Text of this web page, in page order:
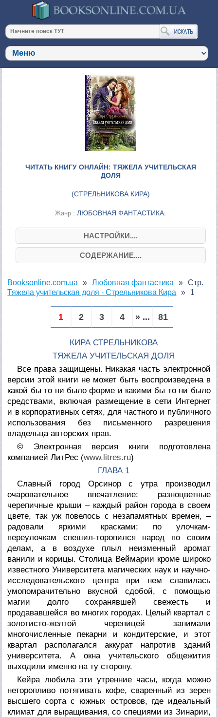
ЧИТАТЬ КНИГУ ОНЛАЙН: ТЯЖЕЛА УЧИТЕЛЬСКАЯ
ДОЛЯ
(СТРЕЛЬНИКОВА КИРА)
Жанр :ЛЮБОВНАЯ ФАНТАСТИКА;
НАСТРОЙКИ....
СОДЕРЖАНИЕ....
Booksonline.com.ua
Любовная фантастика
Тяжела учительская доля - Стрельникова Кира
Стр.
1
1 2 3 4 » ... 81
КИРА СТРЕЛЬНИКОВА
ТЯЖЕЛА УЧИТЕЛЬСКАЯ ДОЛЯ
Все права защищены. Никакая часть электронной
версии этой книги не может быть воспроизведена в
какой бы то ни было форме и какими бы то ни было
средствами, включая размещение в сети Интернет
и в корпоративных сетях, для частного и публичного
использования без письменного разрешения
владельца авторских прав.
© Электронная версия книги подготовлена
компанией ЛитРес (www.litres.ru)
ГЛАВА 1
Славный город Орсинор с утра производил
очаровательное впечатление: разноцветные
черепичные крыши – каждый район города в своем
цвете, так уж повелось с незапамятных времен, –
радовали яркими красками; по улочкам-
переулочкам спешил-торопился народ по своим
делам, а в воздухе плыл неизменный аромат
ванили и корицы. Столица Веймарии кроме широко
известного Университета магических наук и научно-
исследовательского центра при нем славилась
умопомрачительно вкусной сдобой, с помощью
магии долго сохранявшей свежесть и
продававшейся во многих городах. Целый квартал с
золотисто-желтой черепицей занимали
многочисленные пекарни и кондитерские, и этот
квартал располагался аккурат напротив зданий
университета. А окна учительского общежития
выходили именно на ту сторону.
Кейра любила эти утренние часы, когда можно
неторопливо потягивать кофе, сваренный из зерен
высшего сорта с южных островов, где идеальный
климат для выращивания, со специями из Зинарии,